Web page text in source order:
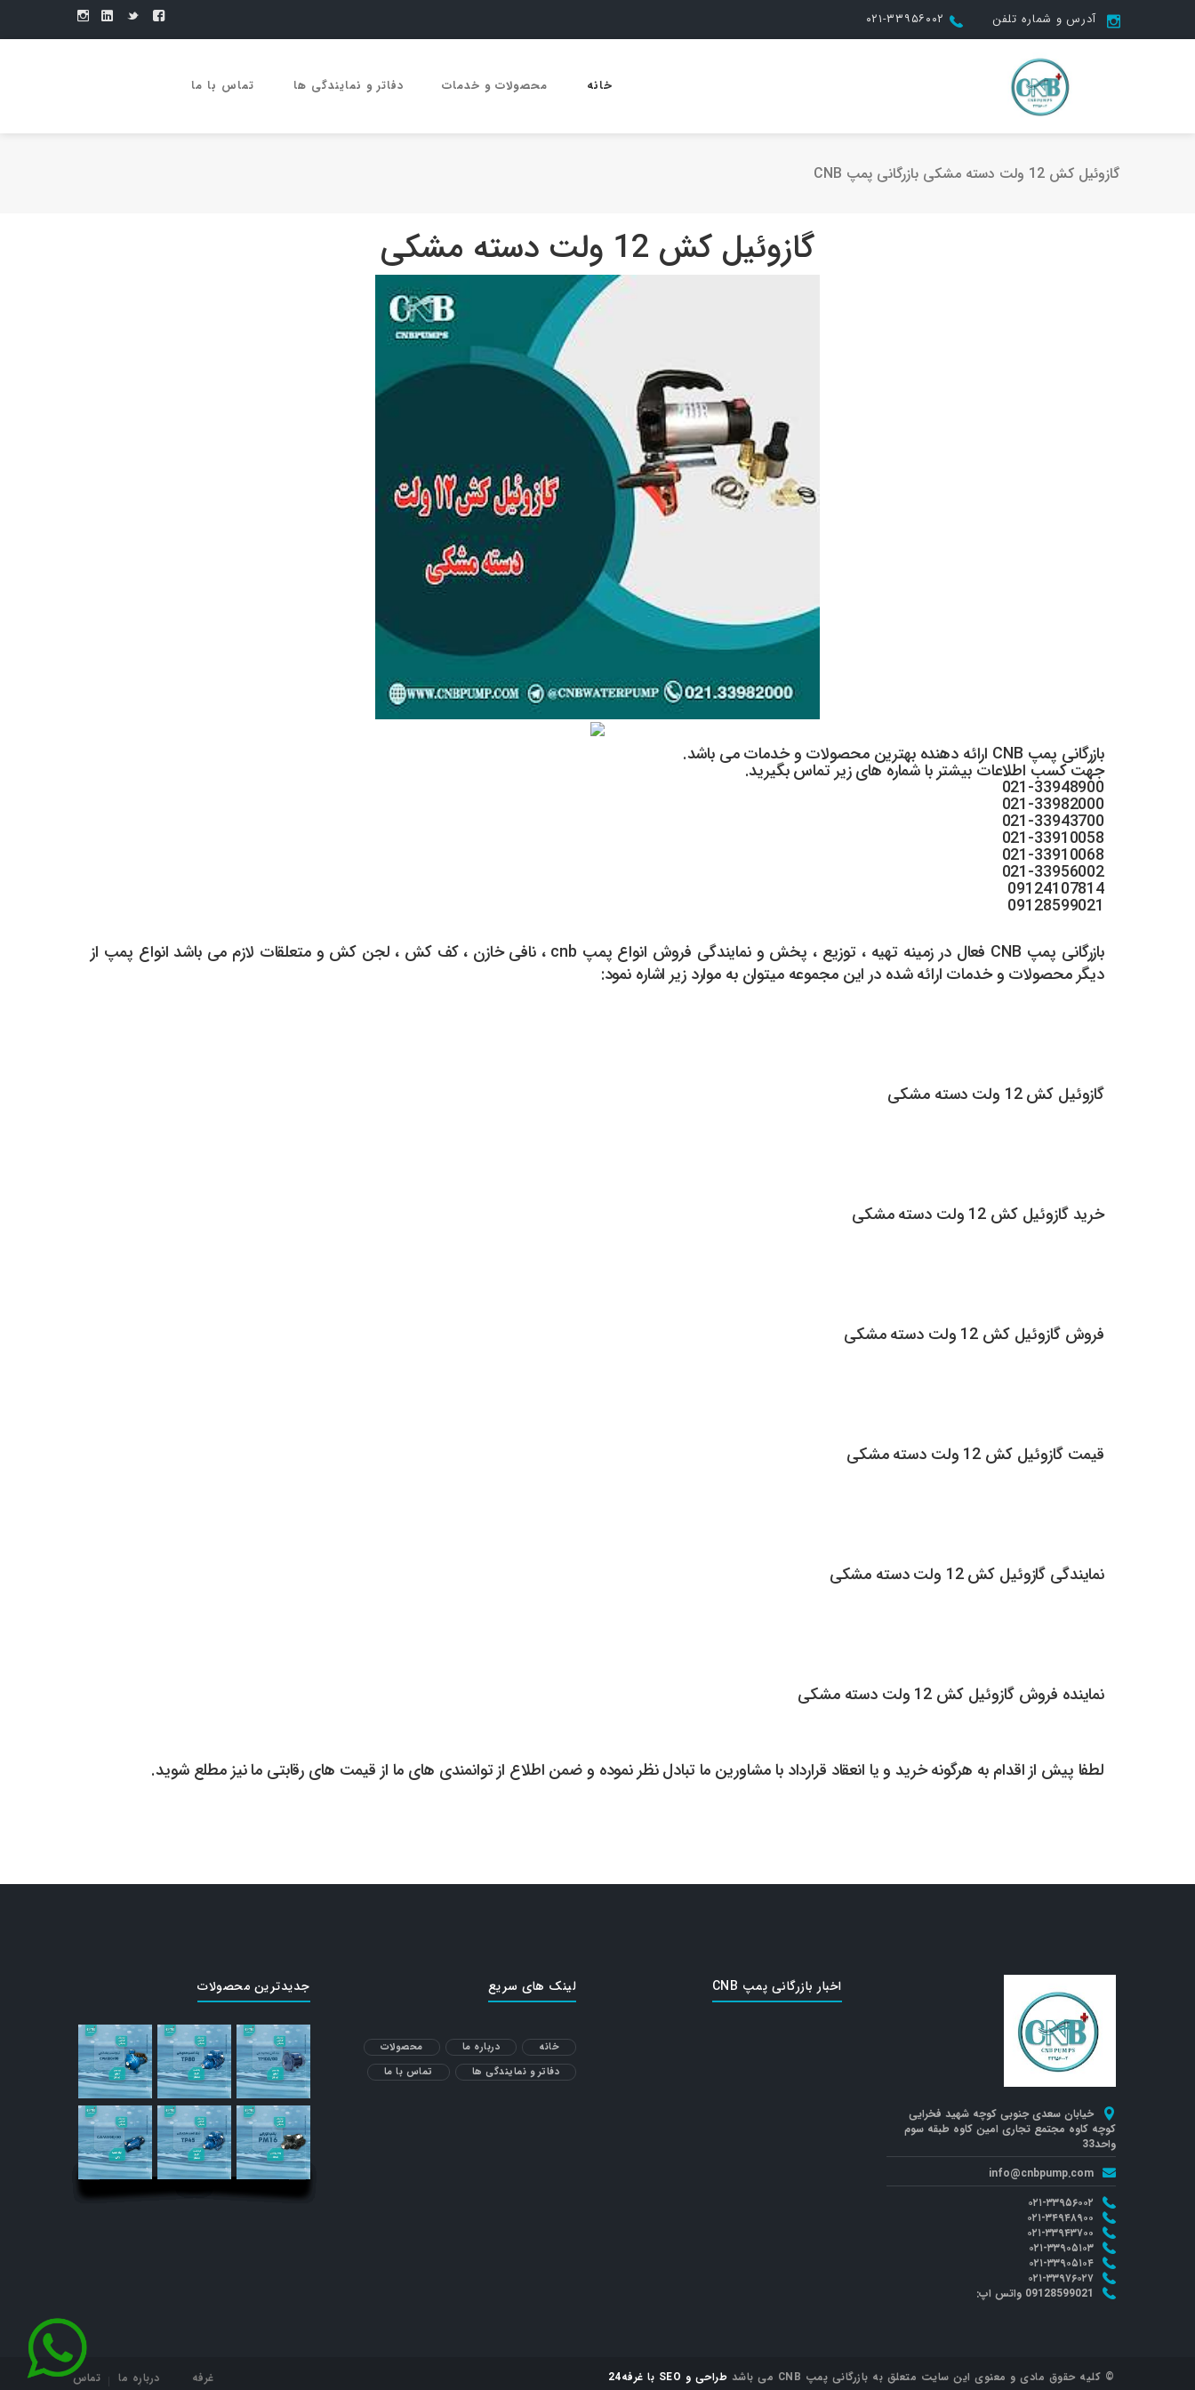
آدرس و شماره تلفن ۰۲۱-۳۳۹۵۶۰۰۲
خانه محصولات و خدمات دفاتر و نمایندگی ها تماس با ما
گازوئیل کش 12 ولت دسته مشکی بازرگانی پمپ CNB
گازوئیل کش 12 ولت دسته مشکی
بازرگانی پمپ CNB ارائه دهنده بهترین محصولات و خدمات می باشد.
جهت کسب اطلاعات بیشتر با شماره های زیر تماس بگیرید.
021-33948900
021-33982000
021-33943700
021-33910058
021-33910068
021-33956002
09124107814
09128599021
بازرگانی پمپ CNB فعال در زمینه تهیه ، توزیع ، پخش و نمایندگی فروش انواع پمپ cnb ، نافی خازن ، کف کش ، لجن کش و متعلقات لازم می باشد انواع پمپ از
دیگر محصولات و خدمات ارائه شده در این مجموعه میتوان به موارد زیر اشاره نمود:
گازوئیل کش 12 ولت دسته مشکی
خرید گازوئیل کش 12 ولت دسته مشکی
فروش گازوئیل کش 12 ولت دسته مشکی
قیمت گازوئیل کش 12 ولت دسته مشکی
نمایندگی گازوئیل کش 12 ولت دسته مشکی
نماینده فروش گازوئیل کش 12 ولت دسته مشکی
لطفا پیش از اقدام به هرگونه خرید و یا انعقاد قرارداد با مشاورین ما تبادل نظر نموده و ضمن اطلاع از توانمندی های ما از قیمت های رقابتی ما نیز مطلع شوید.
خیابان سعدی جنوبی کوچه شهید فخرایی
کوچه کاوه مجتمع تجاری امین کاوه طبقه سوم
واحد33
info@cnbpump.com
۰۲۱-۳۳۹۵۶۰۰۲
۰۲۱-۳۴۹۴۸۹۰۰
۰۲۱-۳۳۹۴۳۷۰۰
۰۲۱-۳۳۹۰۵۱۰۳
۰۲۱-۳۳۹۰۵۱۰۴
۰۲۱-۳۳۹۷۶۰۲۷
09128599021 واتس اپ:
اخبار بازرگانی پمپ CNB لینک های سریع
خانه درباره ما
محصولات
دفاتر و نمایندگی ها
تماس با ما
جدیدترین محصولات
© کلیه حقوق مادی و معنوی این سایت متعلق به بازرگانی پمپ CNB می باشد طراحی و SEO با غرفه24 غرفه درباره ما تماس